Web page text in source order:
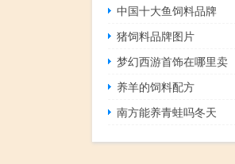
中国十大鱼饲料品牌
猪饲料品牌图片
梦幻西游首饰在哪里卖
养羊的饲料配方
南方能养青蛙吗冬天